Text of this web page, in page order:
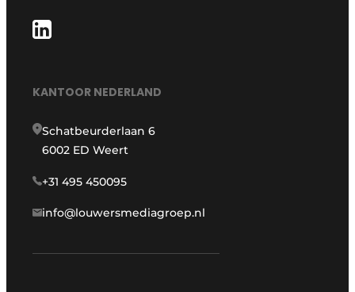
KANTOOR NEDERLAND
Schatbeurderlaan 6
6002 ED Weert
+31 495 450095
info@louwersmediagroep.nl